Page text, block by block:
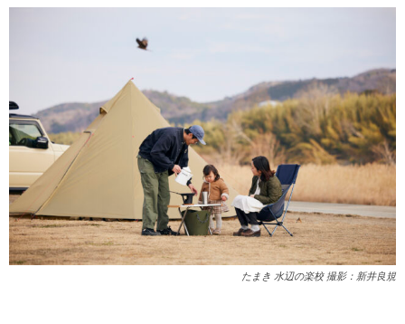
たまき 水辺の楽校 撮影：新井良規